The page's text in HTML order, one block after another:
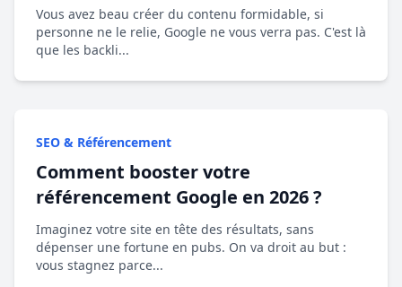
Vous avez beau créer du contenu formidable, si
personne ne le relie, Google ne vous verra pas. C'est là
que les backli...
SEO & Référencement
Comment booster votre
référencement Google en 2026 ?
Imaginez votre site en tête des résultats, sans
dépenser une fortune en pubs. On va droit au but :
vous stagnez parce...